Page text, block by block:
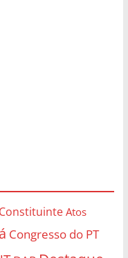
Atos
Congresso do PT